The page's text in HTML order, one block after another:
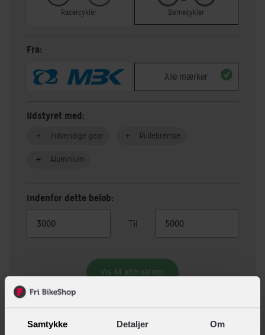
Samtykke Detaljer Om
Racercykler Børnecykler
Fra:
Alle mærker
Udstyret med:
Indvendige gear Rullebremse
Aluminium
Indenfor dette beløb:
Til
Vis 44 alternativer